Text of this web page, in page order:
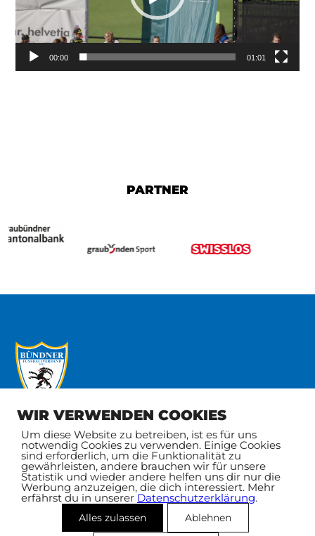
00:00 01:01
PARTNER
Bündner
Fussballverband
Postfach 87
7001 Chur
info@bfv.ch
FAQ / Hilfe
Dokumente
News
Partner / Links
Impressum
Datenschutz
WIR VERWENDEN COOKIES
Um diese Website zu betreiben, ist es für uns
notwendig Cookies zu verwenden. Einige Cookies
sind erforderlich, um die Funktionalität zu
gewährleisten, andere brauchen wir für unsere
Statistik und wieder andere helfen uns dir nur die
Werbung anzuzeigen, die dich interessiert. Mehr
erfährst du in unsererDatenschutzerklärung.
Alles zulassen Ablehnen